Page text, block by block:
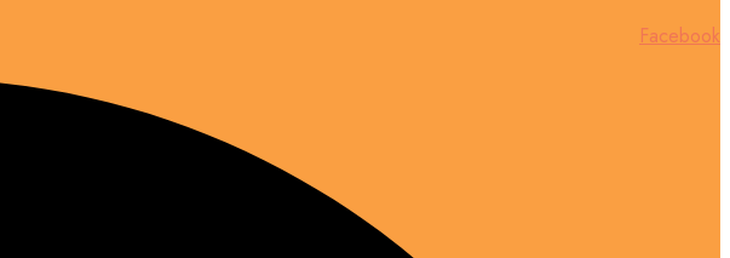
Facebook